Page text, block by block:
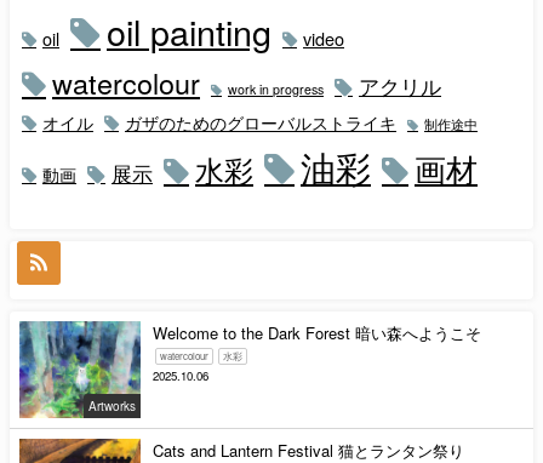
oil oil painting video
watercolour work in progress アクリル
オイル ガザのためのグローバルストライキ 制作途中
動画 展示 水彩 油彩 画材
Artworks
Welcome to the Dark Forest 暗い森へようこそ
watercolour 水彩
2025.10.06
Cats and Lantern Festival 猫とランタン祭り